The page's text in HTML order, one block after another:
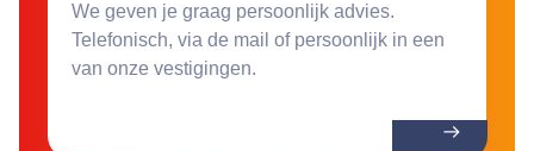
We geven je graag persoonlijk advies.
Telefonisch, via de mail of persoonlijk in een
van onze vestigingen.